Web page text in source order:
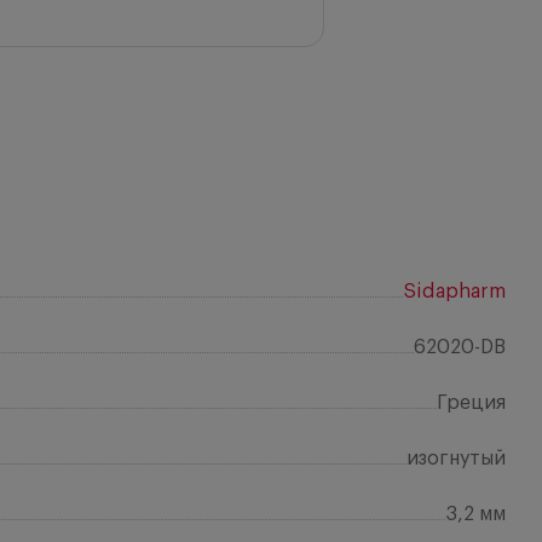
Sidapharm
62020-DB
Греция
изогнутый
3,2 мм